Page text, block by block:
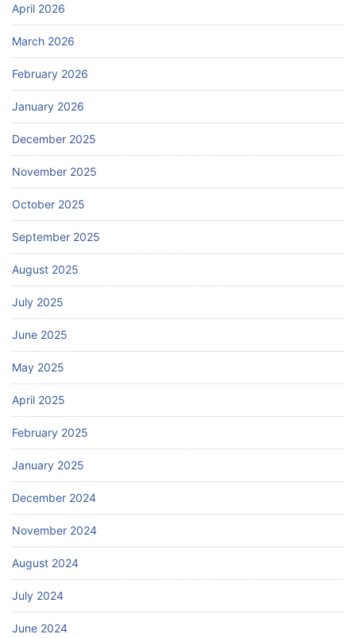
April 2026
March 2026
February 2026
January 2026
December 2025
November 2025
October 2025
September 2025
August 2025
July 2025
June 2025
May 2025
April 2025
February 2025
January 2025
December 2024
November 2024
August 2024
July 2024
June 2024